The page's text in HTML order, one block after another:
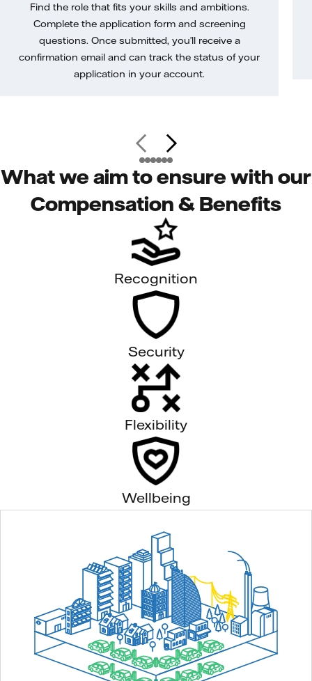
Find the role that fits your skills and ambitions.
Complete the application form and screening
questions. Once submitted, you’ll receive a
confirmation email and can track the status of your
application in your account.
What we aim to ensure with our
Compensation & Benefits
Recognition
Security
Flexibility
Wellbeing